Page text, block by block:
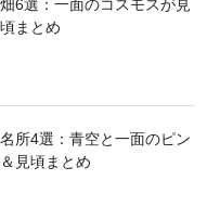
6選：一面のコスモスが見
まとめ
所4選：青空と一面のピン
見頃まとめ